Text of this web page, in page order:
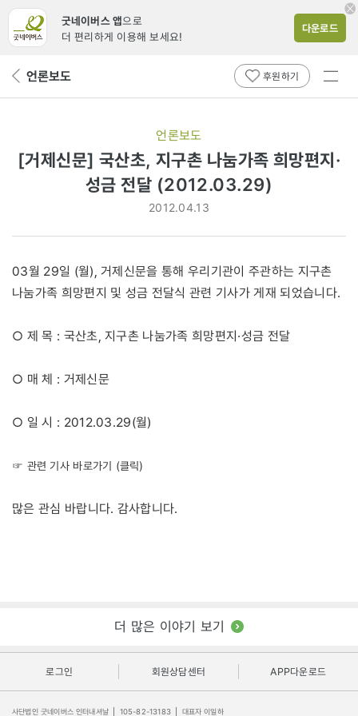
굿네이버스 앱으로
더 편리하게 이용해 보세요!
다운로드
뒤 언론보도 후원하기
전체
언론보도
[거제신문] 국산초, 지구촌 나눔가족 희망편지·
성금 전달 (2012.03.29)
2012.04.13
03월 29일 (월), 거제신문을 통해 우리기관이 주관하는 지구촌
나눔가족 희망편지 및 성금 전달식 관련 기사가 게재 되었습니다.
○ 제 목 : 국산초, 지구촌 나눔가족 희망편지·성금 전달
○ 매 체 : 거제신문
○ 일 시 : 2012.03.29(월)
☞ 관련 기사 바로가기 (클릭)
많은 관심 바랍니다. 감사합니다.
더 많은 이야기 보기
로그인 회원상담센터 APP다운로드
사단법인 굿네이버스 인터내셔날 105-82-13183 대표자 이일하